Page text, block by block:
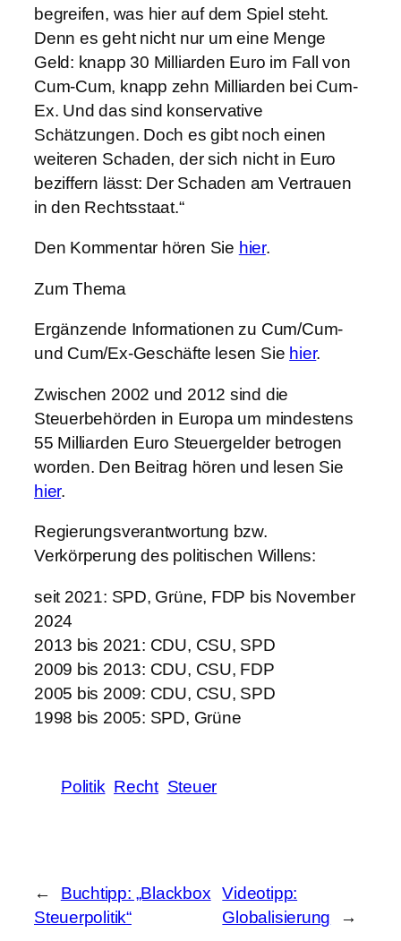
begreifen, was hier auf dem Spiel steht.
Denn es geht nicht nur um eine Menge
Geld: knapp 30 Milliarden Euro im Fall von
Cum-Cum, knapp zehn Milliarden bei Cum-
Ex. Und das sind konservative
Schätzungen. Doch es gibt noch einen
weiteren Schaden, der sich nicht in Euro
beziffern lässt: Der Schaden am Vertrauen
in den Rechtsstaat.“
Den Kommentar hören Sie hier.
Zum Thema
Ergänzende Informationen zu Cum/Cum-
und Cum/Ex-Geschäfte lesen Sie hier.
Zwischen 2002 und 2012 sind die
Steuerbehörden in Europa um mindestens
55 Milliarden Euro Steuergelder betrogen
worden. Den Beitrag hören und lesen Sie
hier.
Regierungsverantwortung bzw.
Verkörperung des politischen Willens:
seit 2021: SPD, Grüne, FDP bis November
2024
2013 bis 2021: CDU, CSU, SPD
2009 bis 2013: CDU, CSU, FDP
2005 bis 2009: CDU, CSU, SPD
1998 bis 2005: SPD, Grüne
Politik Recht Steuer
←
Buchtipp: „Blackbox
Steuerpolitik“
Videotipp:
Globalisierung
→